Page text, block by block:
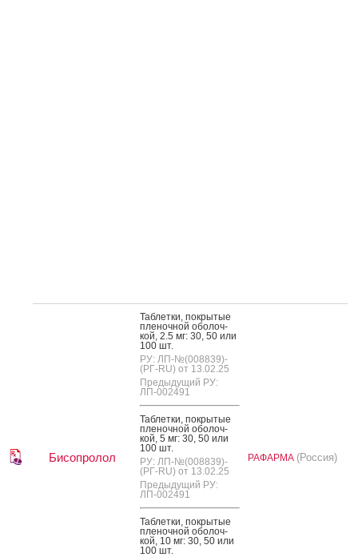
Бисопролол
Таб­летки, пок­ры­тые
пле­ноч­ной обо­лоч­
кой, 2.5 мг: 30, 50 или
100 шт.
РУ: ЛП-№(008839)-
(РГ-RU) от 13.02.25
Предыдущий РУ:
ЛП-002491
Таб­летки, пок­ры­тые
пле­ноч­ной обо­лоч­
кой, 5 мг: 30, 50 или
100 шт.
РУ: ЛП-№(008839)-
(РГ-RU) от 13.02.25
Предыдущий РУ:
ЛП-002491
Таб­летки, пок­ры­тые
пле­ноч­ной обо­лоч­
кой, 10 мг: 30, 50 или
100 шт.
РАФАРМА (Россия)